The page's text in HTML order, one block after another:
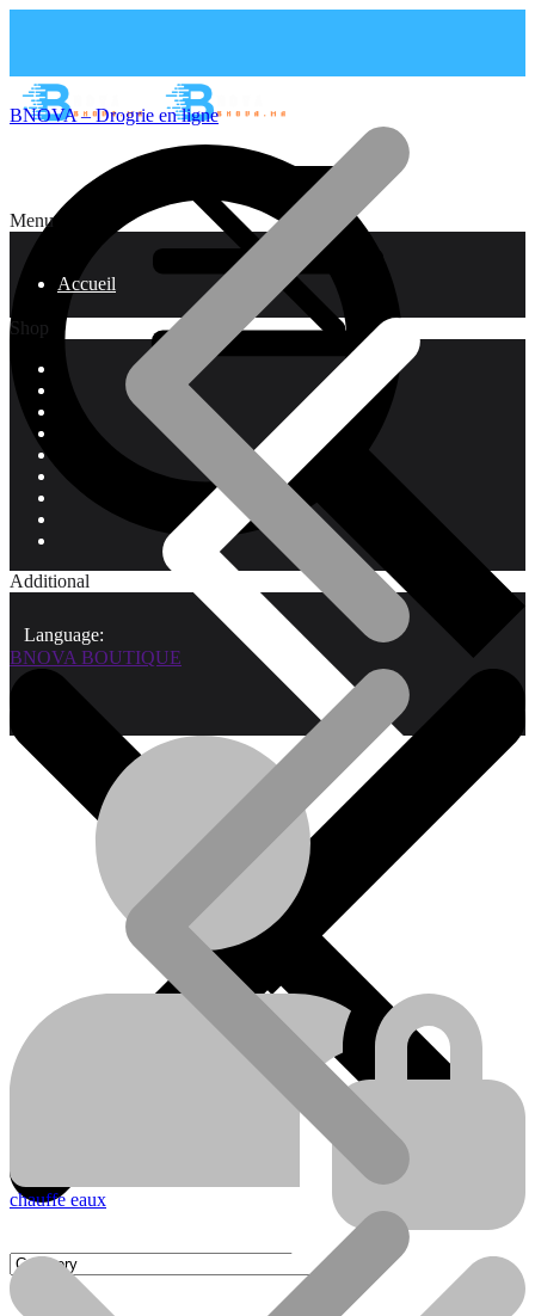
Menu
Accueil
Qui sommes-nous?
Shop
Additional
Language:
BNOVA – Drogrie en ligne
BNOVA BOUTIQUE
chauffe eaux